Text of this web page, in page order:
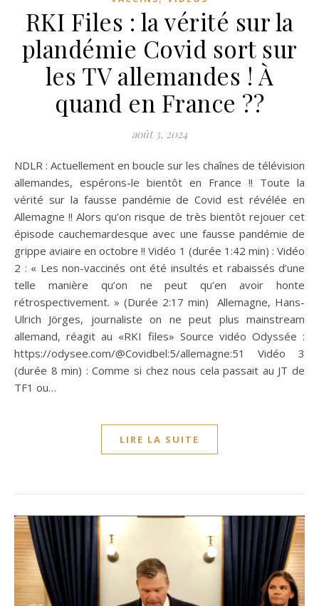
RKI Files : la vérité sur la
plandémie Covid sort sur
les TV allemandes ! À
quand en France ??
août 3, 2024
NDLR : Actuellement en boucle sur les chaînes de télévision
allemandes, espérons-le bientôt en France !! Toute la
vérité sur la fausse pandémie de Covid est révélée en
Allemagne !! Alors qu’on risque de très bientôt rejouer cet
épisode cauchemardesque avec une fausse pandémie de
grippe aviaire en octobre !! Vidéo 1 (durée 1:42 min) : Vidéo
2 : « Les non-vaccinés ont été insultés et rabaissés d’une
telle manière qu’on ne peut qu’en avoir honte
rétrospectivement. » (Durée 2:17 min) Allemagne, Hans-
Ulrich Jörges, journaliste on ne peut plus mainstream
allemand, réagit au «RKI files» Source vidéo Odyssée :
https://odysee.com/@Covidbel:5/allemagne:51 Vidéo 3
(durée 8 min) : Comme si chez nous cela passait au JT de
TF1 ou…
LIRE LA SUITE